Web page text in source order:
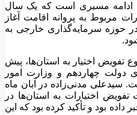
ادامه مسیری است که یک سال
مربوط به پروانه اقامت آغاز
حوزه سرمایه‌گذاری خارجی به
تفویض اختیار به استان‌ها، پیش
دولت چهاردهم و وزارت امور
سیدعلی مدنی‌زاده در آبان ماه
تفویض اختیارات به استان‌ها در
بود و تأکید کرده بود که این